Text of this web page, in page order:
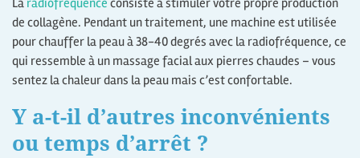
de collagène. Pendant un traitement, une machine est utilisée
pour chauffer la peau à 38-40 degrés avec la radiofréquence, ce
qui ressemble à un massage facial aux pierres chaudes – vous
sentez la chaleur dans la peau mais c’est confortable.
Y a-t-il d’autres inconvénients
ou temps d’arrêt ?